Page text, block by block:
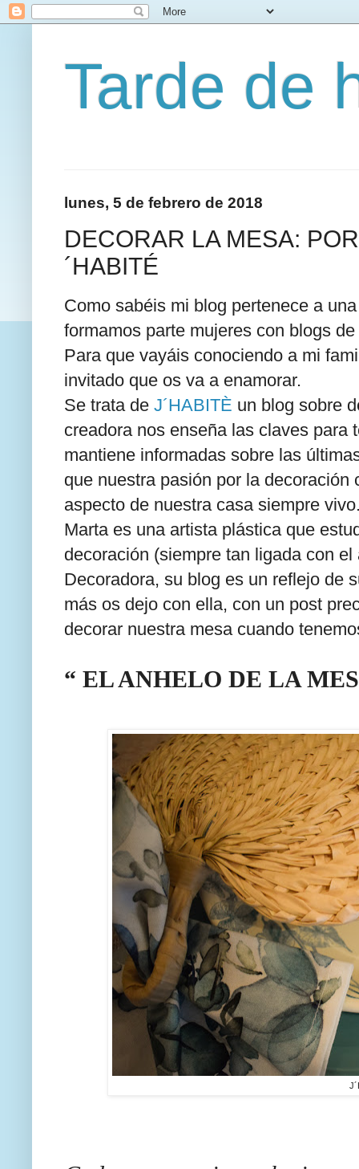
Tarde de
lunes, 5 de febrero de 2018
DECORAR LA MESA:
´HABITÉ
Como sabéis mi blog pertenece a
formamos parte mujeres con blogs
Para que vayáis conociendo a mi
invitado que os va a enamorar.
Se trata de J´HABITÈ un blog sobre
creadora nos enseña las claves para
mantiene informadas sobre las
que nuestra pasión por la
aspecto de nuestra casa siempre
Marta es una artista plástica que
decoración (siempre tan ligada con
Decoradora, su blog es un reflejo de
más os dejo con ella, con un post
decorar nuestra mesa cuando
“ EL ANHELO DE LA